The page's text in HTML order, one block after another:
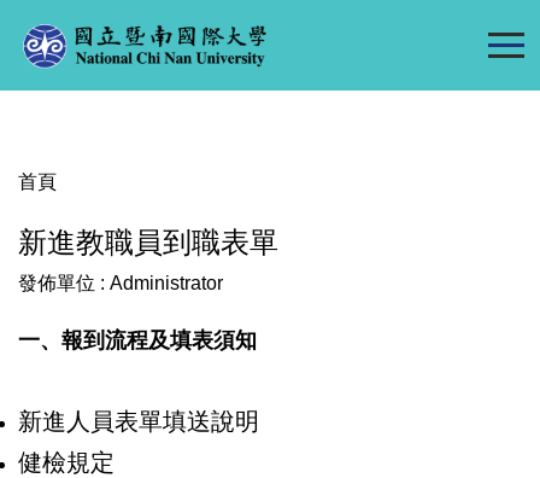
到
區
首頁
新進教職員到職表單
發佈單位 : Administrator
一、報到流程及填表須知
新進人員表單填送說明
健檢規定